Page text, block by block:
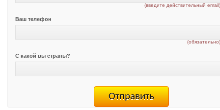
(введите действительный
Ваш телефон
С какой вы страны?